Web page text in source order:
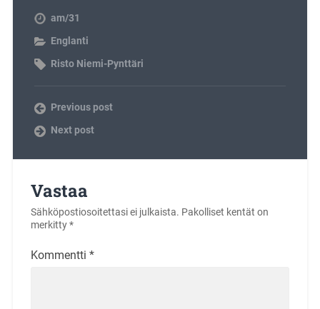
am/31
Englanti
Risto Niemi-Pynttäri
Previous post
Next post
Vastaa
Sähköpostiosoitettasi ei julkaista. Pakolliset kentät on
merkitty*
Kommentti *